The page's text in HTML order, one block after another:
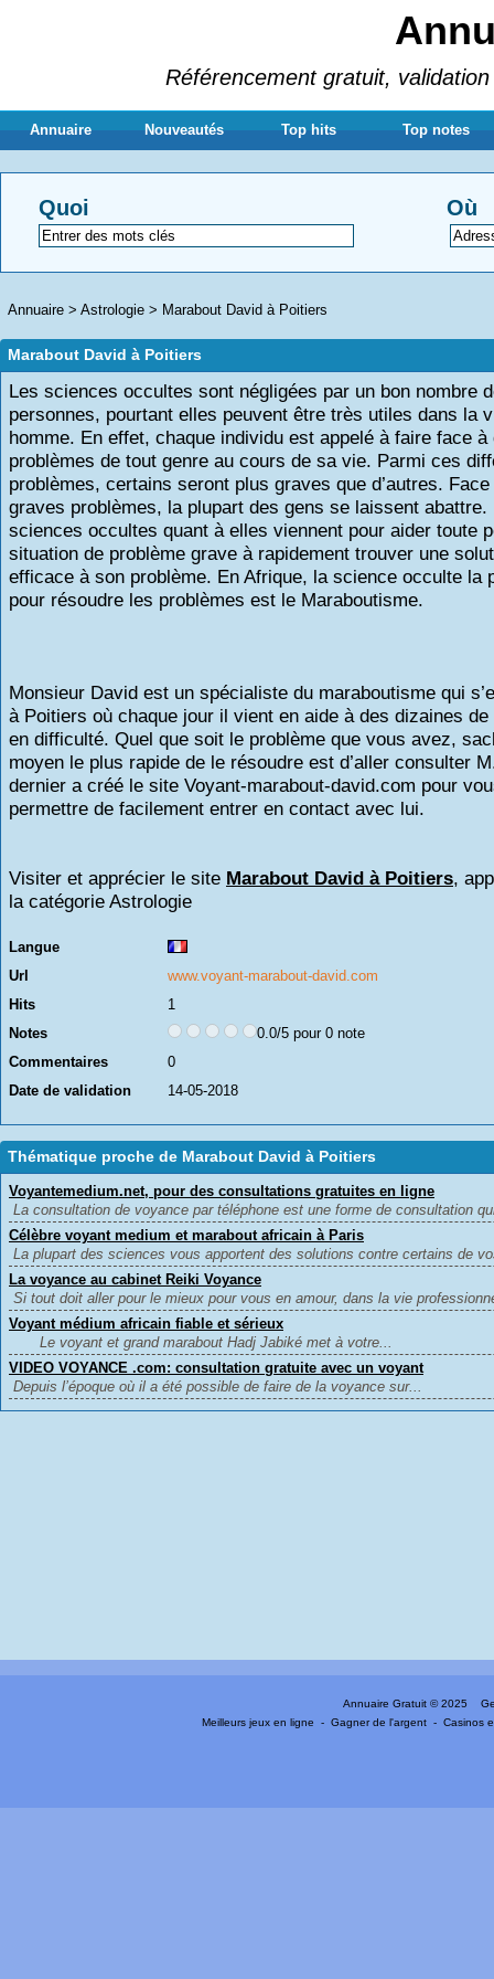
Référencement gratuit,
Annuaire Nouveautés Top hits Top notes
Quoi Où
Annuaire > Astrologie > Marabout David à Poitiers
Marabout David à Poitiers
Les sciences occultes sont négligées par un bon nombre
personnes, pourtant elles peuvent être très utiles dans la
homme. En effet, chaque individu est appelé à faire face à
problèmes de tout genre au cours de sa vie. Parmi ces
problèmes, certains seront plus graves que d’autres.
graves problèmes, la plupart des gens se laissent abattre.
sciences occultes quant à elles viennent pour aider toute
situation de problème grave à rapidement trouver une
efficace à son problème. En Afrique, la science occulte la
pour résoudre les problèmes est le Maraboutisme.
Monsieur David est un spécialiste du maraboutisme qui
à Poitiers où chaque jour il vient en aide à des dizaines de
en difficulté. Quel que soit le problème que vous avez,
moyen le plus rapide de le résoudre est d’aller consulter
dernier a créé le site Voyant-marabout-david.com pour
permettre de facilement entrer en contact avec lui.
Visiter et apprécier le site Marabout David à Poitiers,
la catégorie Astrologie
Langue
Url
www.voyant-marabout-david.com
Hits
1
Notes
0.0/5 pour 0 note
Commentaires
0
Date de validation
14-05-2018
Thématique proche de Marabout David à Poitiers
Voyantemedium.net, pour des consultations gratuites en ligne
La consultation de voyance par téléphone est une forme de consultation
Célèbre voyant medium et marabout africain à Paris
La plupart des sciences vous apportent des solutions contre certains de
La voyance au cabinet Reiki Voyance
Si tout doit aller pour le mieux pour vous en amour, dans la vie
Voyant médium africain fiable et sérieux
Le voyant et grand marabout Hadj Jabiké met à votre...
VIDEO VOYANCE .com: consultation gratuite avec un voyant
Depuis l’époque où il a été possible de faire de la voyance sur...
Annuaire Gratuit © 2025
Meilleurs jeux en ligne
-Gagner de l'argent -Casinos